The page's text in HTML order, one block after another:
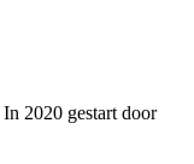
2020 gestart door